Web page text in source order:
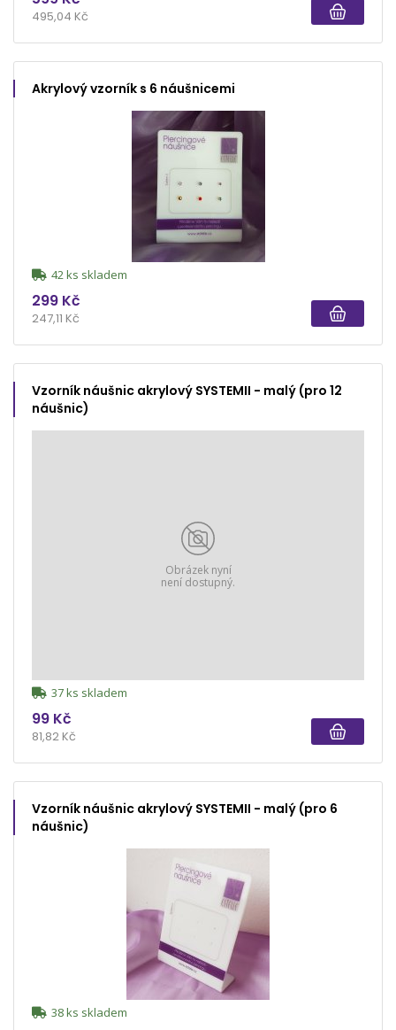
495,04 Kč
Akrylový vzorník s 6 náušnicemi
42 ks skladem
299 Kč
247,11 Kč
Vzorník náušnic akrylový SYSTEMII - malý (pro 12
náušnic)
Obrázek nyní
není dostupný.
37 ks skladem
99 Kč
81,82 Kč
Vzorník náušnic akrylový SYSTEMII - malý (pro 6
náušnic)
38 ks skladem